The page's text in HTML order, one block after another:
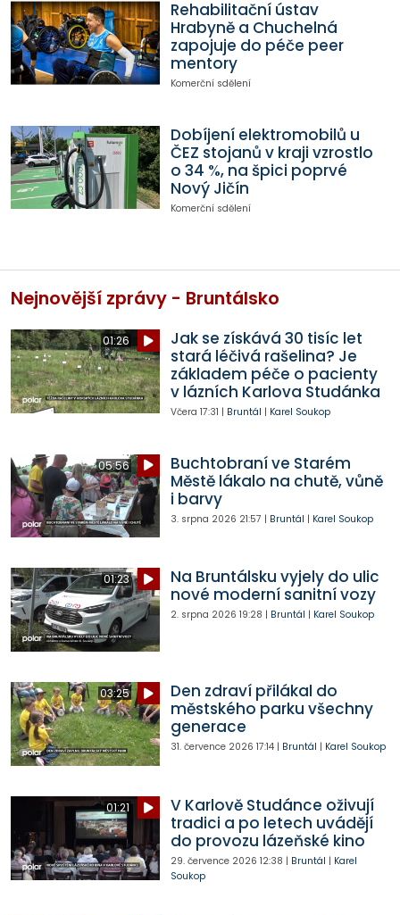
Rehabilitační ústav
Hrabyně a Chuchelná
zapojuje do péče peer
mentory
Komerční sdělení
Dobíjení elektromobilů u
ČEZ stojanů v kraji vzrostlo
o 34 %, na špici poprvé
Nový Jičín
Komerční sdělení
Nejnovější zprávy - Bruntálsko
01:26
Jak se získává 30 tisíc let
stará léčivá rašelina? Je
základem péče o pacienty
v lázních Karlova Studánka
Včera 17:31 | Bruntál | Karel Soukop
05:56
Buchtobraní ve Starém
Městě lákalo na chutě, vůně
i barvy
3. srpna 2026 21:57 | Bruntál | Karel Soukop
01:23
Na Bruntálsku vyjely do ulic
nové moderní sanitní vozy
2. srpna 2026 19:28 | Bruntál | Karel Soukop
03:25
Den zdraví přilákal do
městského parku všechny
generace
31. července 2026 17:14| Bruntál | Karel Soukop
01:21
V Karlově Studánce oživují
tradici a po letech uvádějí
do provozu lázeňské kino
29. července 2026 12:38 | Bruntál | Karel
Soukop